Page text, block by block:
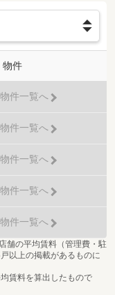
物件
物件一覧へ
物件一覧へ
物件一覧へ
物件一覧へ
物件一覧へ
舗の平均賃料（管理費・駐
以上の掲載があるものに
賃料を算出したもので